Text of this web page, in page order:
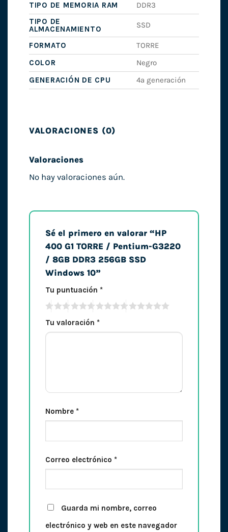
TIPO DE MEMORIA RAM
DDR3
TIPO DE
ALMACENAMIENTO
SSD
FORMATO
TORRE
COLOR
Negro
GENERACIÓN DE CPU
4ª generación
VALORACIONES (0)
Valoraciones
No hay valoraciones aún.
Sé el primero en valorar “HP
400 G1 TORRE / Pentium-G3220
/ 8GB DDR3 256GB SSD
Windows 10”
Tu puntuación *
Tu valoración *
Nombre *
Correo electrónico *
Guarda mi nombre, correo
electrónico y web en este navegador